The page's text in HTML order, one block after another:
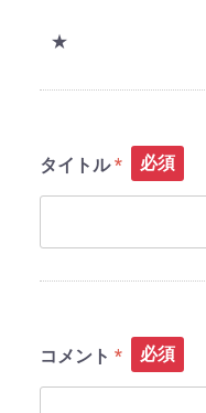
★
タイトル 必須
コメント 必須